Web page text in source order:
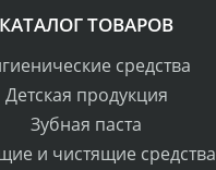
КАТАЛОГ ТОВАРОВ
средства
Детская продукция
Зубная паста
и чистящие средства